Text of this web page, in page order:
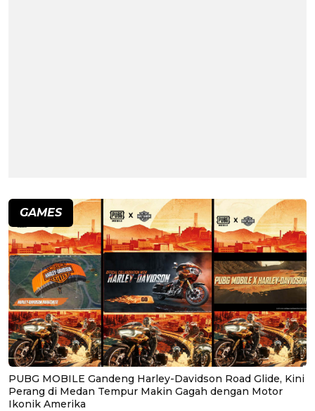
GAMES
PUBG MOBILE Gandeng Harley-Davidson Road Glide, Kini
Perang di Medan Tempur Makin Gagah dengan Motor
Ikonik Amerika